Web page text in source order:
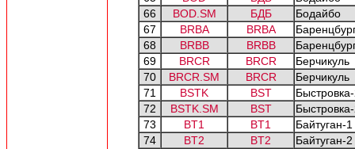
66
BOD.SM БДБ
Бодайбо
67
BRBA BRBA
68
BRBB BRBB
69
BRCR BRCR
Берчикуль
70
BRCR.SM BRCR
Берчикуль
71
BSTK BST
72
BSTK.SM BST
73
BT1 BT1
Байтуган-1
74
BT2 BT2
Байтуган-2